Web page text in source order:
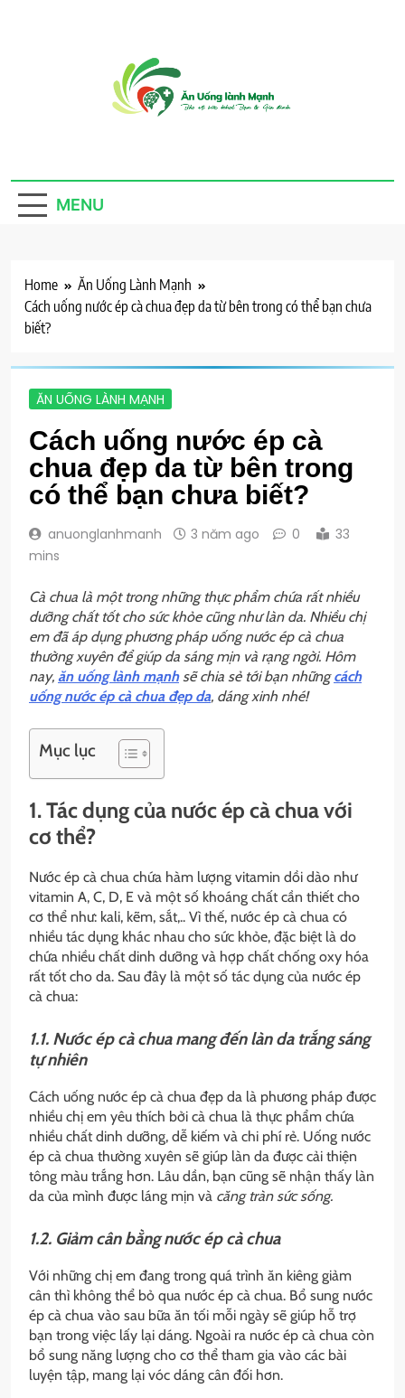
Mạnh
MENU
Home
Ăn Uống Lành Mạnh
Cách uống nước ép cà chua đẹp da từ bên trong có thể bạn chưa
biết?
ĂN UỐNG LÀNH MẠNH
Cách uống nước ép cà
chua đẹp da từ bên trong
có thể bạn chưa biết?
anuonglanhmanh 3 năm ago 0
33
mins
Cà chua là một trong những thực phẩm chứa rất nhiều
dưỡng chất tốt cho sức khỏe cũng như làn da. Nhiều chị
em đã áp dụng phương pháp uống nước ép cà chua
thường xuyên để giúp da sáng mịn và rạng ngời. Hôm
nay, ăn uống lành mạnhsẽ chia sẻ tới bạn nhữngcách
uống nước ép cà chua đẹp da, dáng xinh nhé!
Mục lục
1. Tác dụng của nước ép cà chua với
cơ thể?
Nước ép cà chua chứa hàm lượng vitamin dồi dào như
vitamin A, C, D, E và một số khoáng chất cần thiết cho
cơ thể như: kali, kẽm, sắt,.. Vì thế, nước ép cà chua có
nhiều tác dụng khác nhau cho sức khỏe, đặc biệt là do
chứa nhiều chất dinh dưỡng và hợp chất chống oxy hóa
rất tốt cho da. Sau đây là một số tác dụng của nước ép
cà chua:
1.1. Nước ép cà chua mang đến làn da trắng sáng
tự nhiên
Cách uống nước ép cà chua đẹp da là phương pháp được
nhiều chị em yêu thích bởi cà chua là thực phẩm chứa
nhiều chất dinh dưỡng, dễ kiếm và chi phí rẻ. Uống nước
ép cà chua thường xuyên sẽ giúp làn da được cải thiện
tông màu trắng hơn. Lâu dần, bạn cũng sẽ nhận thấy làn
da của mình được láng mịn và căng tràn sức sống.
1.2. Giảm cân bằng nước ép cà chua
Với những chị em đang trong quá trình ăn kiêng giảm
cân thì không thể bỏ qua nước ép cà chua. Bổ sung nước
ép cà chua vào sau bữa ăn tối mỗi ngày sẽ giúp hỗ trợ
bạn trong việc lấy lại dáng. Ngoài ra nước ép cà chua còn
bổ sung năng lượng cho cơ thể tham gia vào các bài
luyện tập, mang lại vóc dáng cân đối hơn.